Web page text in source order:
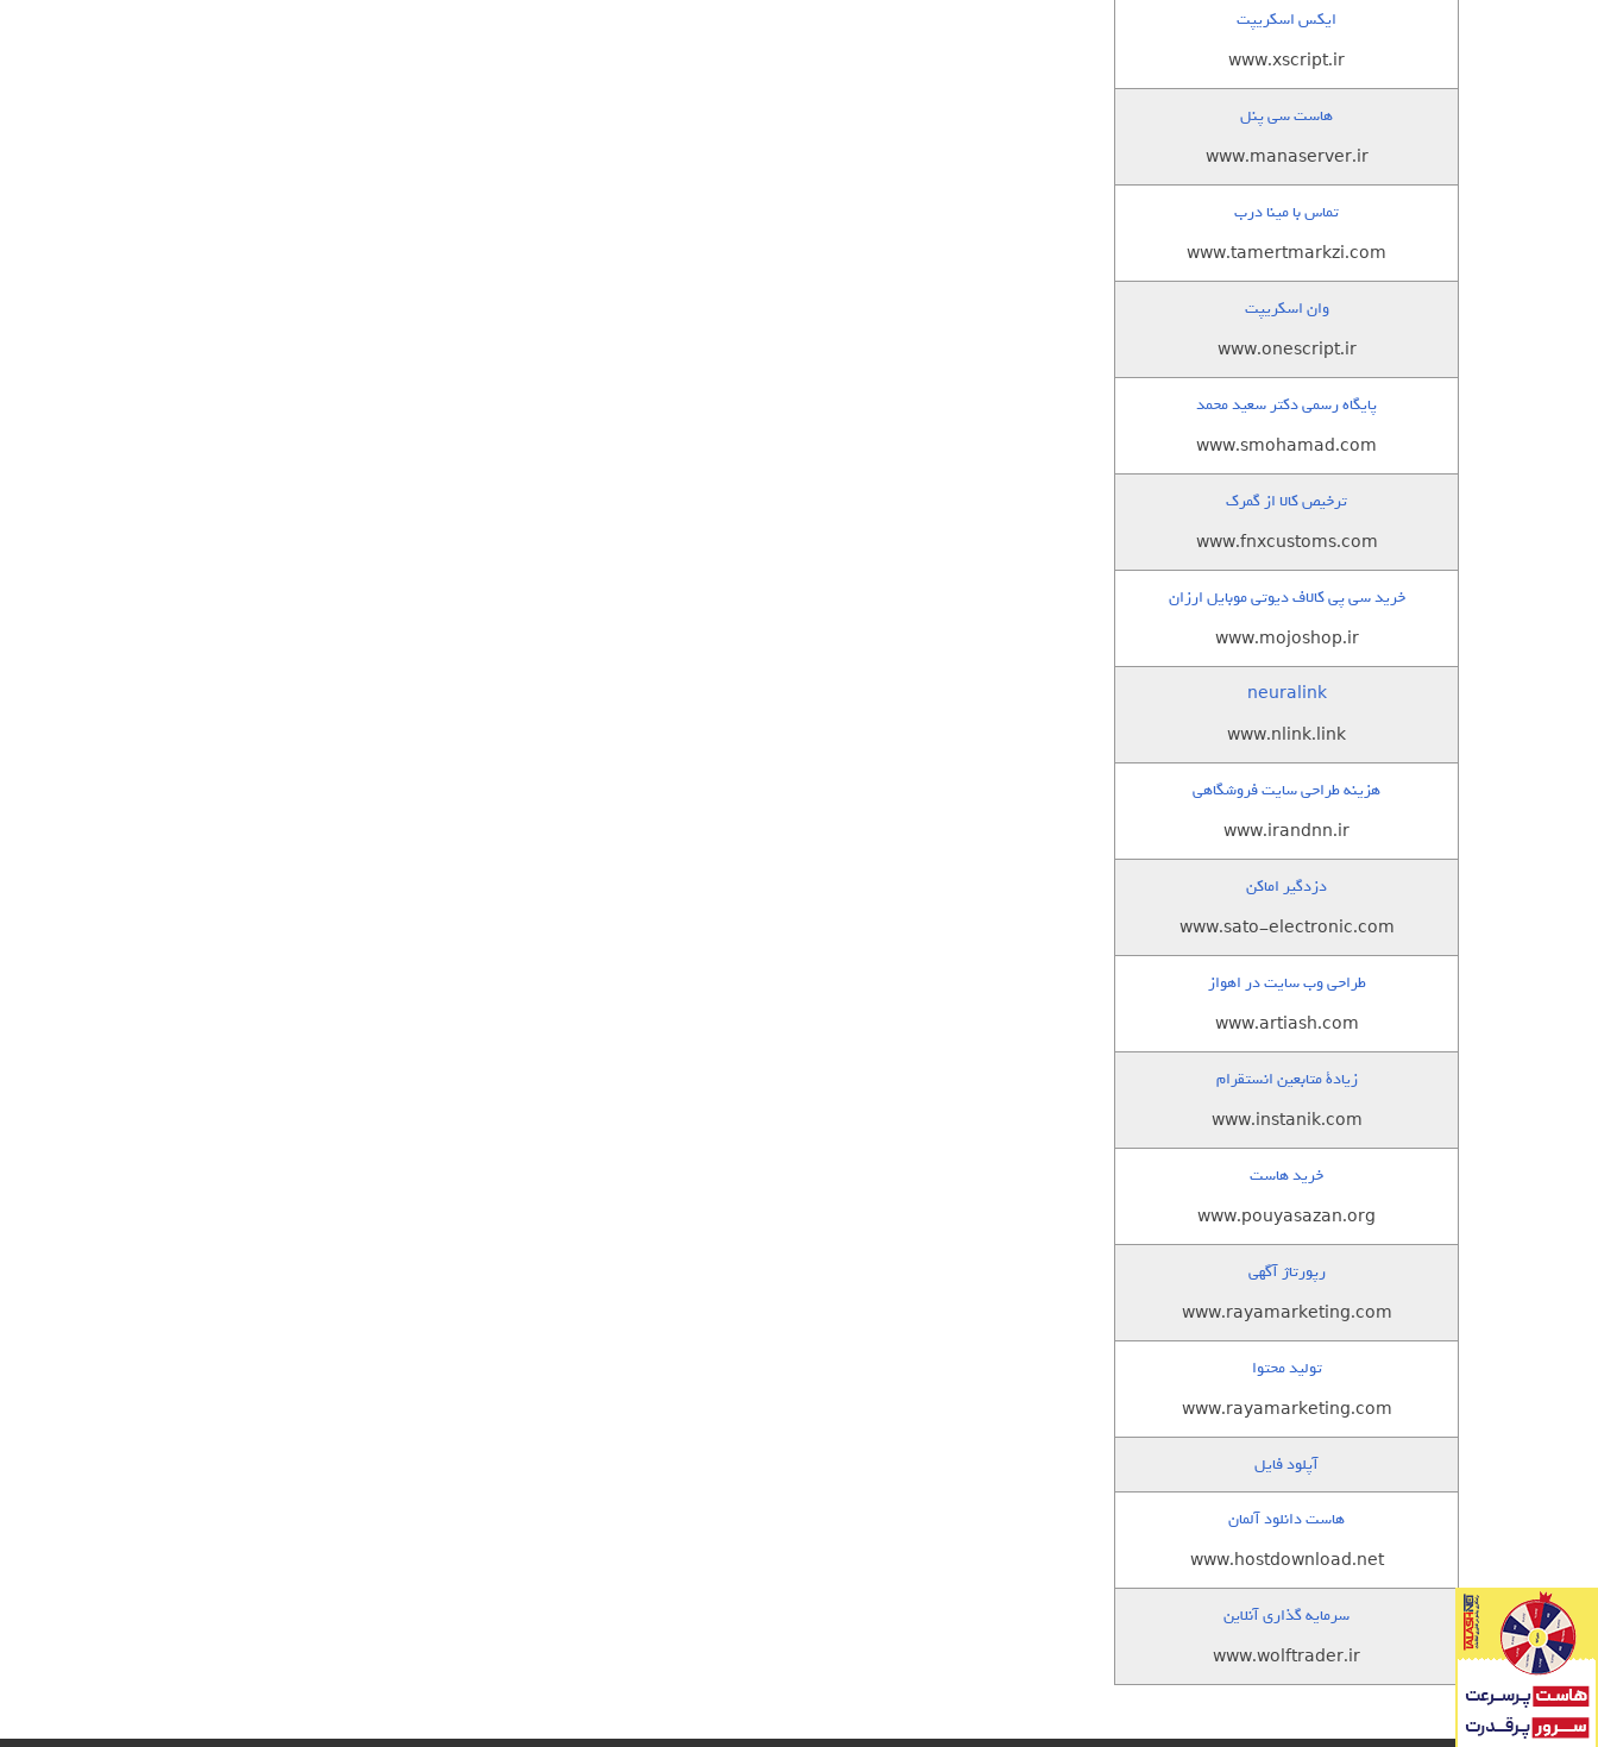
ایکس اسکریپت
www.xscript.ir
هاست سی پنل
www.manaserver.ir
تماس با مینا درب
www.tamertmarkzi.com
وان اسکریپت
www.onescript.ir
پایگاه رسمی دکتر سعید محمد
www.smohamad.com
ترخیص کالا از گمرک
www.fnxcustoms.com
خرید سی پی کالاف دیوتی موبایل ارزان
www.mojoshop.ir
neuralink
www.nlink.link
هزینه طراحی سایت فروشگاهی
www.irandnn.ir
دزدگیر اماکن
www.sato-electronic.com
طراحی وب سایت در اهواز
www.artiash.com
زيادة متابعين انستقرام
www.instanik.com
خرید هاست
www.pouyasazan.org
رپورتاژ آگهی
www.rayamarketing.com
تولید محتوا
www.rayamarketing.com
آپلود فایل
هاست دانلود آلمان
www.hostdownload.net
سرمایه گذاری آنلاین
www.wolftrader.ir